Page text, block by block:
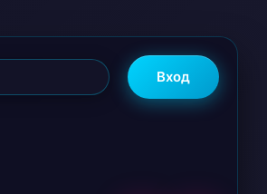
Вход